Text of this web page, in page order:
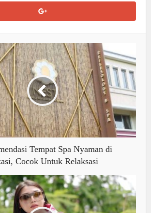
Tempat Spa Nyaman di
Cocok Untuk Relaksasi